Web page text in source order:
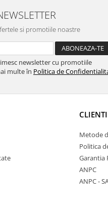
si promotiile noastre
newsletter cu promotiile
multe în Politica de
CLIENTI
Metode
Politica
Garantia
ANPC
ANPC -